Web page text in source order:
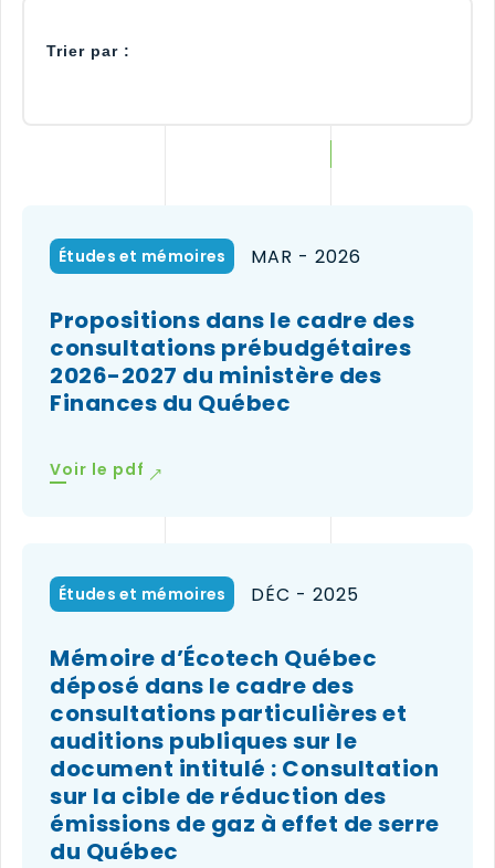
Trier par :
Études et mémoires MAR - 2026
Propositions dans le cadre des
consultations prébudgétaires
2026-2027 du ministère des
Finances du Québec
Voir le pdf (le
nouvelle
fenêtre)
Études et mémoires DÉC - 2025
Mémoire d’Écotech Québec
déposé dans le cadre des
consultations particulières et
auditions publiques sur le
document intitulé : Consultation
sur la cible de réduction des
émissions de gaz à effet de serre
du Québec